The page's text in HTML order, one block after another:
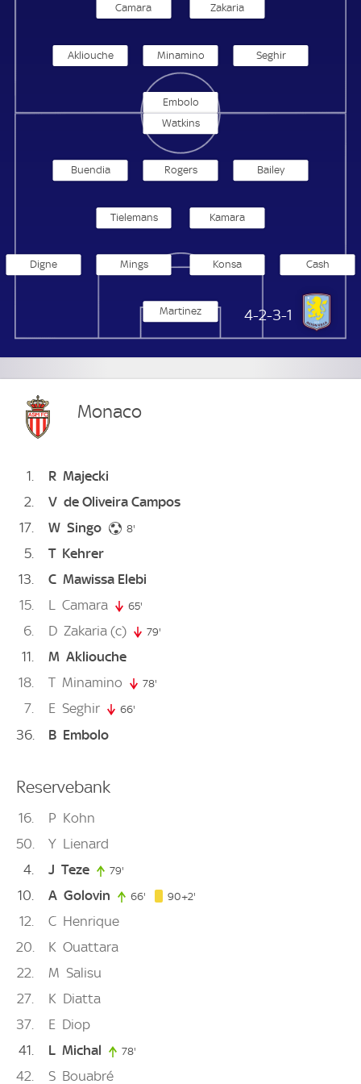
Camara Zakaria
Akliouche Minamino Seghir
Embolo
Aston Villa
4-2-3-1
Martinez
Cash
Konsa
Mings
Digne
Kamara
Tielemans
Bailey
Rogers
Buendia
Watkins
Monaco
1 R Majecki
2
V de Oliveira Campos
17
W Singo 8'
5 T Kehrer
13
C Mawissa Elebi
15
L Camara 65'
6 D Zakaria (c) 79'
11 M Akliouche
18
T Minamino 78'
7 E Seghir 66'
36 B Embolo
Reservebank
16 P Kohn
50
Y Lienard
4
J Teze 79'
10 A Golovin 66' 66. minute
90+2'
12 C Henrique
20
K Ouattara
22
M Salisu
27
K Diatta
37
E Diop
41
L Michal 78'
42 S Bouabré